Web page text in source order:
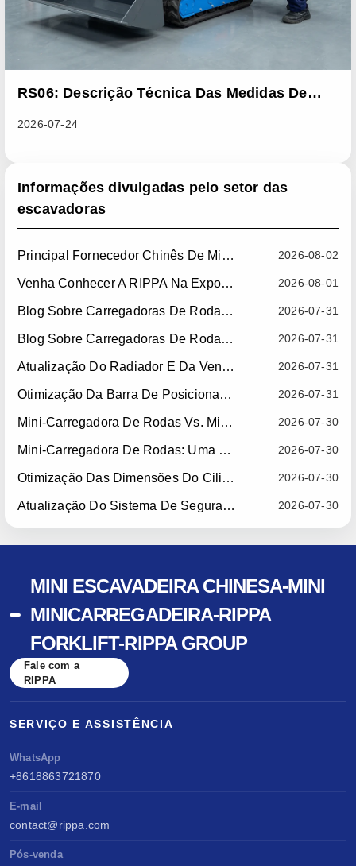
RS06: Descrição Técnica Das Medidas De
2026-07-24
Informações divulgadas pelo setor das
escavadoras
2026-08-02
Principal Fornecedor Chinês De Minicarregadoras De Rodas: Carregadoras De Rodas Compactas E Fiáveis Para Os Mercados Globais
2026-08-01
Venha Conhecer A RIPPA Na Expointer 2026, No Brasil
2026-07-31
Blog Sobre Carregadoras De Rodas | Dicas, Guias E Acessórios
2026-07-31
Blog Sobre Carregadoras De Rodas: O Guia Completo Sobre Carregadoras De Rodas Para A Construção, A Agricultura E A Movimentação De Materiais
2026-07-31
Atualização Do Radiador E Da Ventoinha Do RIPPA RS06-3 — Em Vigor A Partir De 10 De Julho De 2026
2026-07-31
Otimização Da Barra De Posicionamento Para Soldadura Da Lança Do RIPPA RS06-3 — Em Vigor A Partir De 15 De Julho De 2026
2026-07-30
Mini-Carregadora De Rodas Vs. Minicarregadora De Direção Lateral: Qual É A Máquina Compacta Mais Adequada Para O Seu Negócio?
2026-07-30
Mini-Carregadora De Rodas: Uma Solução Compacta Para O Manuseamento Eficiente De Materiais
2026-07-30
Otimização Das Dimensões Do Cilindro Da Caçamba RIPPA R10 — Em Vigor A Partir De 15 De Julho De 2026
2026-07-30
Atualização Do Sistema De Segurança Dos Assentos RIPPA R10/R06 — Em Vigor A Partir De 22 De Julho De 2026
MINI ESCAVADEIRA CHINESA-MINI
MINICARREGADEIRA-RIPPA
FORKLIFT-RIPPA GROUP
Fale com a
RIPPA
SERVIÇO E ASSISTÊNCIA
WhatsApp
+8618863721870
E-mail
contact@rippa.com
Pós-venda